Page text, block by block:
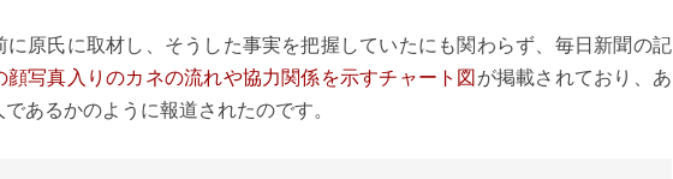
に原氏に取材し、そうした事実を把握していたにも関わらず、毎日新聞の記
顔写真入りのカネの流れや協力関係を示すチャート図が掲載されており、あ
あるかのように報道されたのです。